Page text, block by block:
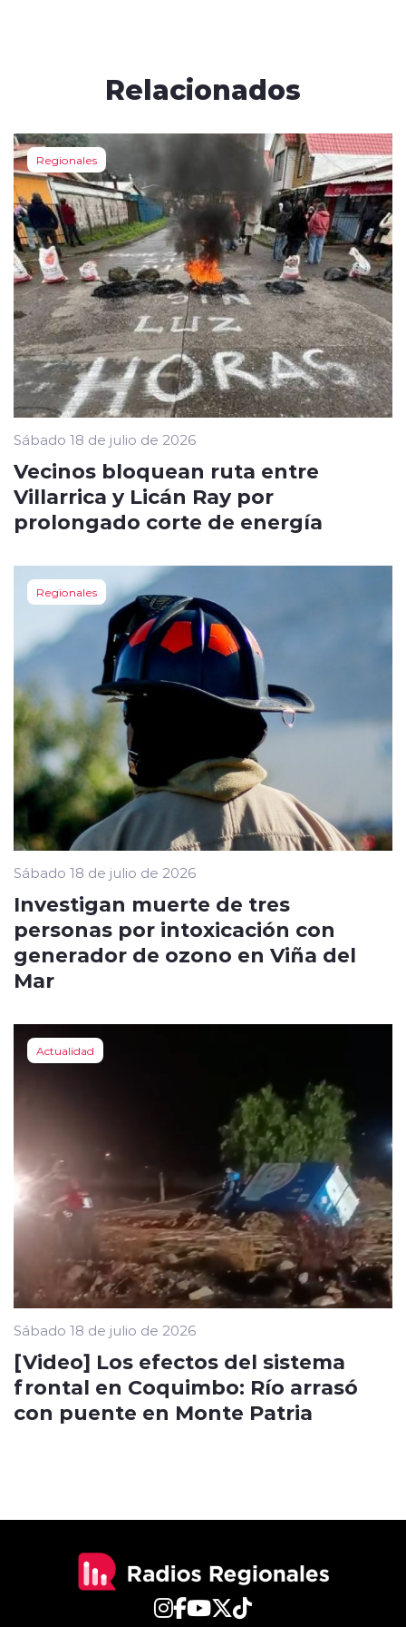
Relacionados
Regionales
Sábado 18 de julio de 2026
Vecinos bloquean ruta entre
Villarrica y Licán Ray por
prolongado corte de energía
Regionales
Sábado 18 de julio de 2026
Investigan muerte de tres
personas por intoxicación con
generador de ozono en Viña del
Mar
Actualidad
Sábado 18 de julio de 2026
[Video] Los efectos del sistema
frontal en Coquimbo: Río arrasó
con puente en Monte Patria